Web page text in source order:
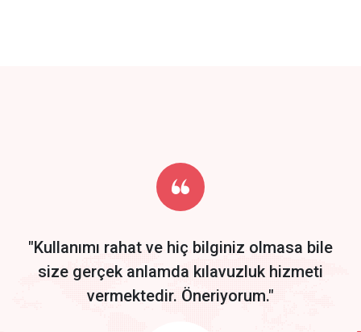
Start by trying our service for 30 days free trial no credit card
required.
"Kullanımı rahat ve hiç bilginiz olmasa bile
size gerçek anlamda kılavuzluk hizmeti
vermektedir. Öneriyorum."